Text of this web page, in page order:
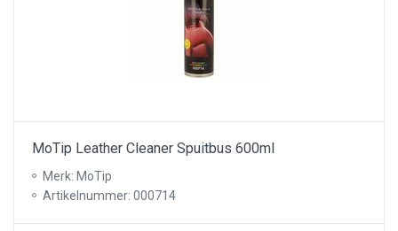
MoTip Leather Cleaner Spuitbus 600ml
Merk: MoTip
Artikelnummer: 000714